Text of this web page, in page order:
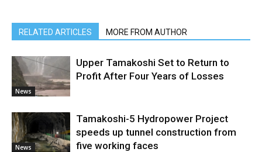
RELATED ARTICLES MORE FROM AUTHOR
News
Upper Tamakoshi Set to Return to
Profit After Four Years of Losses
News
Tamakoshi-5 Hydropower Project
speeds up tunnel construction from
five working faces